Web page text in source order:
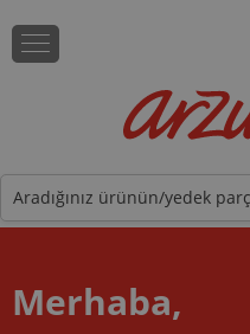
Merhaba,